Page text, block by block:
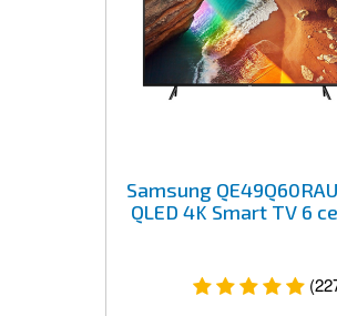
Samsung
QLED 4K Smart TV 6